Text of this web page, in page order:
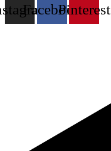
FacebookPinterest